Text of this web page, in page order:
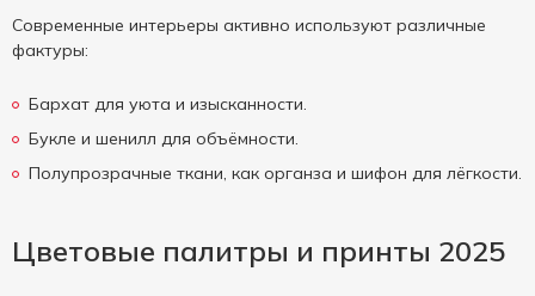
Современные интерьеры активно используют различные
фактуры:
Бархат для уюта и изысканности.
Букле и шенилл для объёмности.
Полупрозрачные ткани, как органза и шифон для лёгкости.
Цветовые палитры и принты 2025